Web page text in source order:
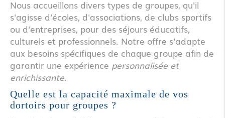
Nous accueillons divers types de groupes, qu'il
s'agisse d'écoles, d'associations, de clubs sportifs
ou d'entreprises, pour des séjours éducatifs,
culturels et professionnels. Notre offre s'adapte
aux besoins spécifiques de chaque groupe afin de
garantir une expérience personnalisée et
enrichissante.
Quelle est la capacité maximale de vos
dortoirs pour groupes ?